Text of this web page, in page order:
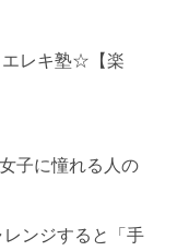
エレキ塾☆【楽
子に憧れる人の
レンジすると「手